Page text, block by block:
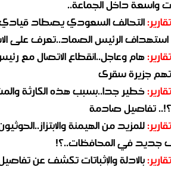
واسعة داخل الجماعة..
التحالف السعودي يصطاد
الرئيس الصماد..تعرف على
هام وعاجل..انقطاع الاتصال مع
جزيرة سقرى
خطير جدا..بسبب هذه الكارثة
تفاصيل صادمة
للمزيد من الهيمنة
جديد في المحافظات..؟!
بالادلة والإثباتات تكشف عن